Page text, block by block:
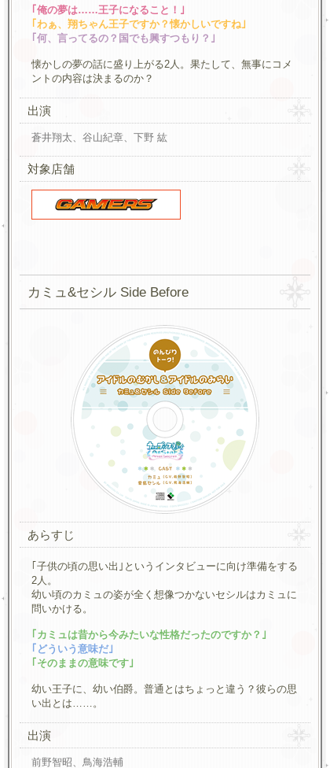
｢俺の夢は……王子になること！｣
｢わぁ、翔ちゃん王子ですか？懐かしいですね｣
｢何、言ってるの？国でも興すつもり？｣
懐かしの夢の話に盛り上がる2人。果たして、無事にコメ
ントの内容は決まるのか？
出演
蒼井翔太、谷山紀章、下野 紘
対象店舗
カミュ&セシル Side Before
あらすじ
｢子供の頃の思い出｣というインタビューに向け準備をする
2人。
幼い頃のカミュの姿が全く想像つかないセシルはカミュに
問いかける。
｢カミュは昔から今みたいな性格だったのですか？｣
｢どういう意味だ｣
｢そのままの意味です｣
幼い王子に、幼い伯爵。普通とはちょっと違う？彼らの思
い出とは……。
出演
前野智昭、鳥海浩輔